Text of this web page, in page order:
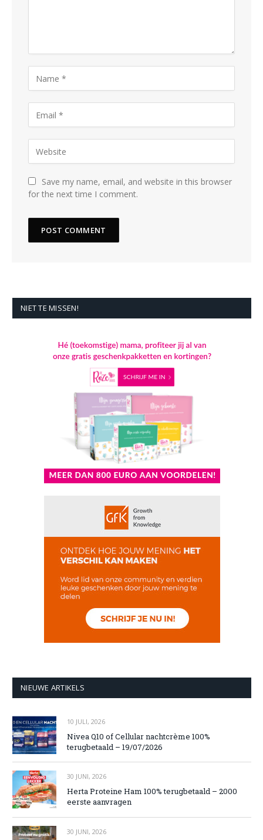
Save my name, email, and website in this browser
for the next time I comment.
NIET TE MISSEN!
NIEUWE ARTIKELS
10 JULI, 2026
Nivea Q10 of Cellular nachtcrème 100%
terugbetaald – 19/07/2026
30 JUNI, 2026
Herta Proteine Ham 100% terugbetaald – 2000
eerste aanvragen
30 JUNI, 2026